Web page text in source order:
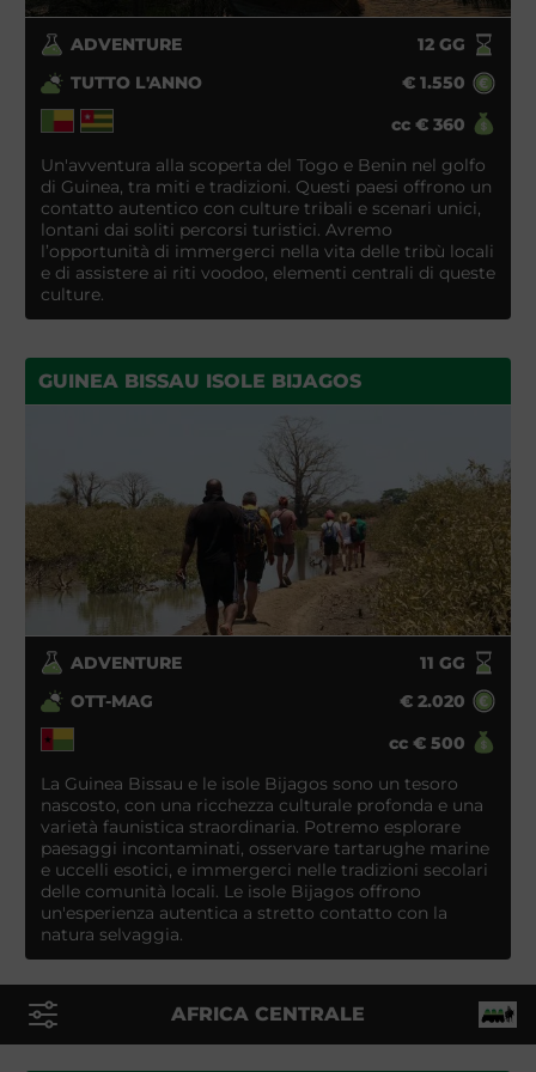
ADVENTURE 12GG
TUTTO L'ANNO
€ 1.550
cc € 360
Un'avventura alla scoperta del Togo e Benin nel golfo
di Guinea, tra miti e tradizioni. Questi paesi offrono un
contatto autentico con culture tribali e scenari unici,
lontani dai soliti percorsi turistici. Avremo
l’opportunità di immergerci nella vita delle tribù locali
e di assistere ai riti voodoo, elementi centrali di queste
culture.
GUINEA BISSAU ISOLE BIJAGOS
ADVENTURE 11 GG
OTT-MAG
€ 2.020
cc € 500
La Guinea Bissau e le isole Bijagos sono un tesoro
nascosto, con una ricchezza culturale profonda e una
varietà faunistica straordinaria. Potremo esplorare
paesaggi incontaminati, osservare tartarughe marine
e uccelli esotici, e immergerci nelle tradizioni secolari
delle comunità locali. Le isole Bijagos offrono
un'esperienza autentica a stretto contatto con la
natura selvaggia.
AFRICA CENTRALE